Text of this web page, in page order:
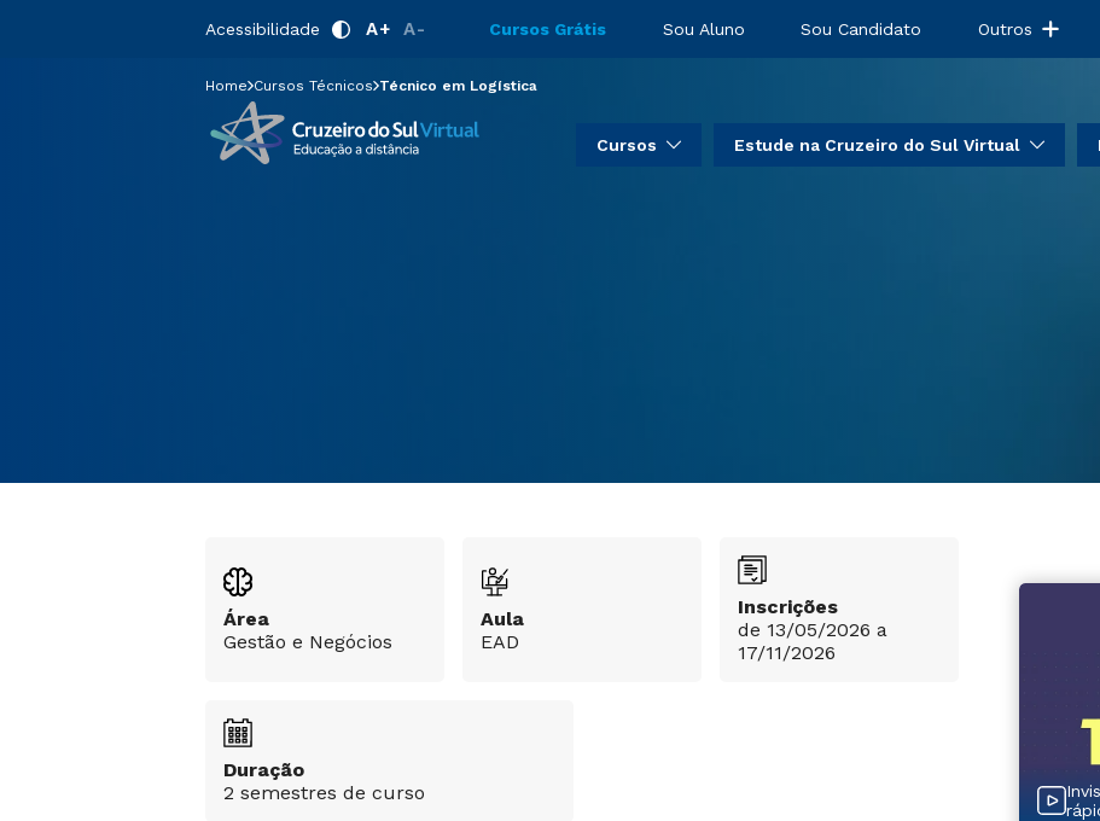
Acessibilidade A+ A- Cursos Grátis Sou Aluno Sou Candidato Outros
Cursos Estude na Cruzeiro do Sul Virtual
Técnico em Logística
Home Cursos Técnicos Técnico em Logística
Área
Gestão e Negócios
Aula
EAD
Inscrições
de 13/05/2026 a
17/11/2026
Duração
2 semestres de curso